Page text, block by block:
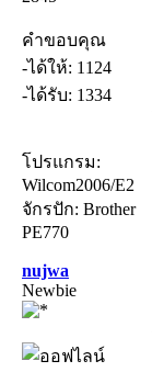
คำขอบคุณ
-ได้ให้: 1124
-ได้รับ: 1334
โปรแกรม:
Wilcom2006/E2
จักรปัก: Brother
PE770
nujwa
Newbie